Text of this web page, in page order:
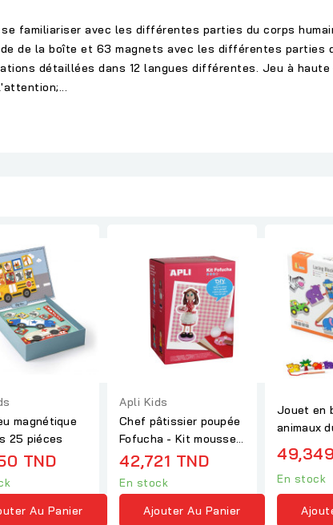
familiariser avec les différentes parties du corps
de la boîte et 63 magnets avec les différentes parties
détaillées dans 12 langues différentes. Jeu à
magnétique
25 piéces
TND
Au Panier
Apli Kids
Chef pâtissier poupée
Fofucha - Kit mousse
thermoformable-Apli
42,721 TND
En stock
Ajouter Au Panier
Jouet en
animaux
En stock